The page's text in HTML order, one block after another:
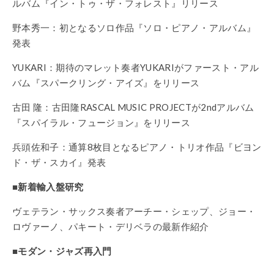
ルバム『イン・トゥ・ザ・フォレスト』リリース
野本秀一：初となるソロ作品『ソロ・ピアノ・アルバム』
発表
YUKARI：期待のマレット奏者YUKARIがファースト・アル
バム『スパークリング・アイズ』をリリース
古田 隆：古田隆RASCAL MUSIC PROJECTが2ndアルバム
『スパイラル・フュージョン』をリリース
兵頭佐和子：通算8枚目となるピアノ・トリオ作品『ビヨン
ド・ザ・スカイ』発表
■新着輸入盤研究
ヴェテラン・サックス奏者アーチー・シェップ、ジョー・
ロヴァーノ、パキート・デリベラの最新作紹介
■モダン・ジャズ再入門